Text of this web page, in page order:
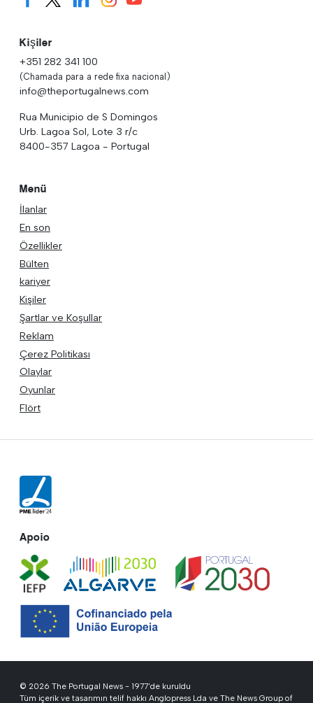
Kişiler
+351 282 341 100
(Chamada para a rede fixa nacional)
info@theportugalnews.com
Rua Municipio de S Domingos
Urb. Lagoa Sol, Lote 3 r/c
8400-357 Lagoa - Portugal
Menü
İlanlar
En son
Özellikler
Bülten
kariyer
Kişiler
Şartlar ve Koşullar
Reklam
Çerez Politikası
Olaylar
Oyunlar
Flört
Apoio
© 2026 The Portugal News - 1977'de kuruldu
Tüm içerik ve tasarımın telif hakkı Anglopress Lda ve The News Group of